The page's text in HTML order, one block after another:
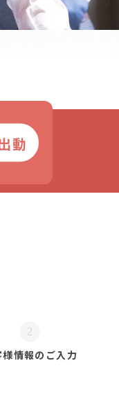
動
2
情報の ご入力